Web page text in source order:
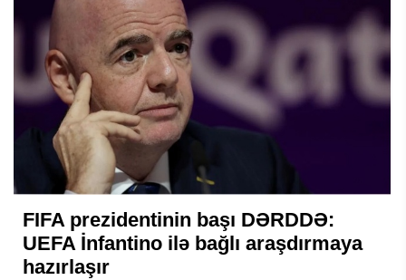
FIFA prezidentinin başı DƏRDDƏ:
UEFA İnfantino ilə bağlı araşdırmaya
hazırlaşır